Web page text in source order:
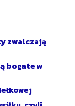
zwalczają
bogate w